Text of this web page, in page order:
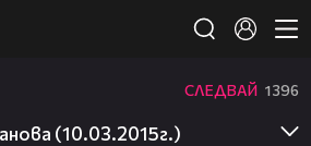
СЛЕДВАЙ 1396
(10.03.2015г.)